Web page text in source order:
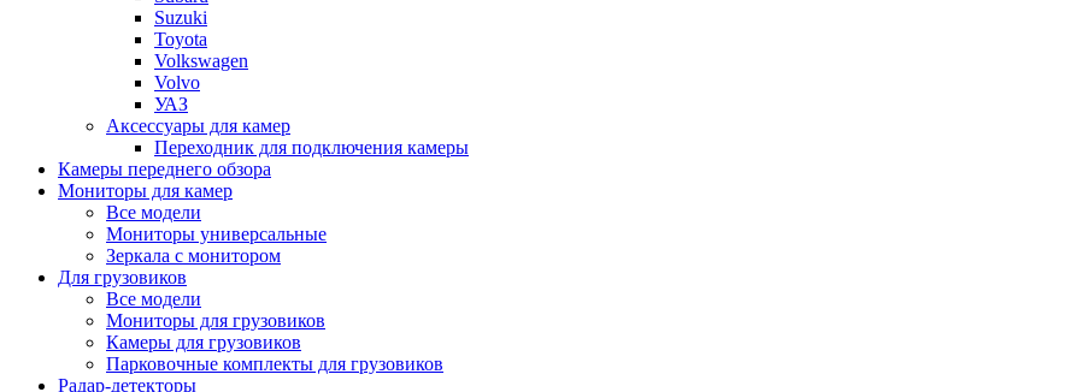
Suzuki
Toyota
Volkswagen
Volvo
УАЗ
Аксессуары для камер
Переходник для подключения камеры
Камеры переднего обзора
Мониторы для камер
Все модели
Мониторы универсальные
Зеркала с монитором
Для грузовиков
Все модели
Мониторы для грузовиков
Камеры для грузовиков
Парковочные комплекты для грузовиков
Радар-детекторы